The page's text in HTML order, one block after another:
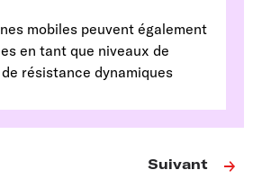
mobiles peuvent également
en tant que niveaux de
résistance dynamiques
Suivant